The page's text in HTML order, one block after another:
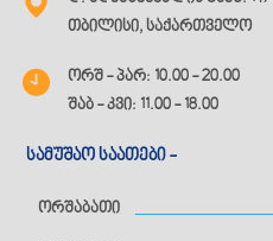
თბილისი, საქართველო
ორშ - პარ: 10.00 - 20.00
შაბ - კვი: 11.00 - 18.00
სამუშაო საათები -
ორშაბათი